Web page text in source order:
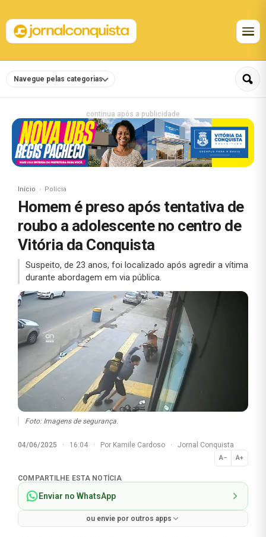
Navegue pelas categorias
continua após a publicidade
Início Polícia
Homem é preso após tentativa de
roubo a adolescente no centro de
Vitória da Conquista
Suspeito, de 23 anos, foi localizado após agredir a vítima
durante abordagem em via pública.
Foto: Imagens de segurança.
04/06/2025 · 16:04 · Por Kamile Cardoso · Jornal Conquista
A− A+
Normal
COMPARTILHE ESTA NOTÍCIA
Enviar no WhatsApp
ou envie por outros apps